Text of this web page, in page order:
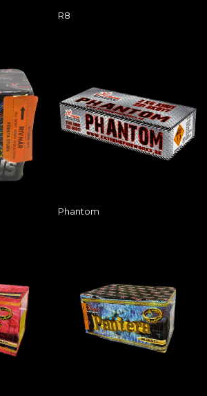
R8
Phantom